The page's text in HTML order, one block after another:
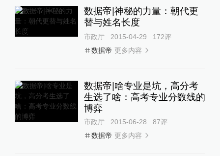
数据帝|神秘的力量：朝代更
替与姓名长度
市政厅 2015-04-29 172评
数据帝 更多内容
数据帝|啥专业是坑，高分考
生选了啥：高考专业分数线的
博弈
市政厅 2015-06-28 87评
数据帝 更多内容